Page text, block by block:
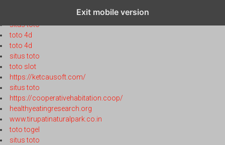
Exit mobile version
situs toto
toto 4d
toto 4d
situs toto
toto slot
https://ketcausoft.com/
situs toto
https://cooperativehabitation.coop/
healthyeatingresearch.org
www.tirupatinaturalpark.co.in
toto togel
situs toto